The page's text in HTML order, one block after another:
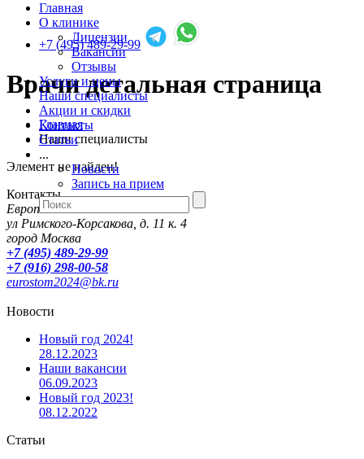
Главная
О клинике
Лицензии
Вакансии
Отзывы
Услуги и цены
Наши специалисты
Акции и скидки
Контакты
Статьи
...
Новости
Запись на прием
+7 (495) 489-29-99
Врачи детальная страница
Главная
Наши специалисты
Элемент не найден!
Контакты
Европейская стоматология
ул Римского-Корсакова, д. 11 к. 4
город Москва
+7 (495) 489-29-99
+7 (916) 298-00-58
eurostom2024@bk.ru
Новости
Новый год 2024!
28.12.2023
Наши вакансии
06.09.2023
Новый год 2023!
08.12.2022
Статьи